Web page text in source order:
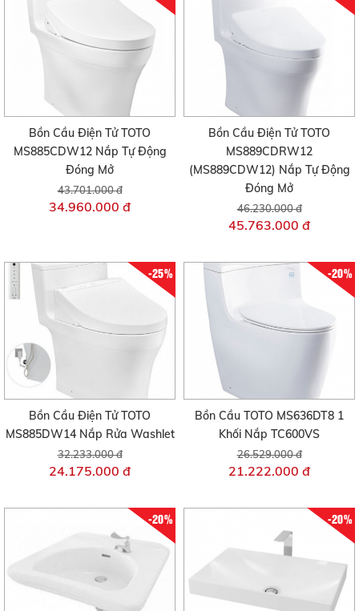
Bồn Cầu Điện Tử TOTO
MS885CDW12 Nắp Tự Động
Đóng Mở
43.701.000 đ
34.960.000 đ
Bồn Cầu Điện Tử TOTO
MS889CDRW12
(MS889CDW12) Nắp Tự Động
Đóng Mở
46.230.000 đ
45.763.000 đ
-25%
Bồn Cầu Điện Tử TOTO
MS885DW14 Nắp Rửa Washlet
32.233.000 đ
24.175.000 đ
-20%
Bồn Cầu TOTO MS636DT8 1
Khối Nắp TC600VS
26.529.000 đ
21.222.000 đ
-20% -20%